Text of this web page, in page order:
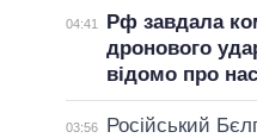
04:41
Рф завдала
дронового
відомо про
03:56
Російський